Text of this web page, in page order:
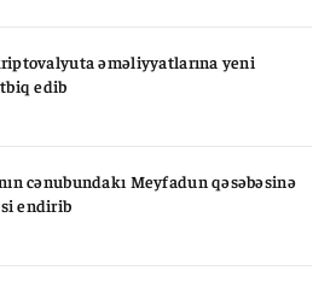
əməliyyatlarına yeni
edib
cənubundakı Meyfadun qəsəbəsinə
endirib